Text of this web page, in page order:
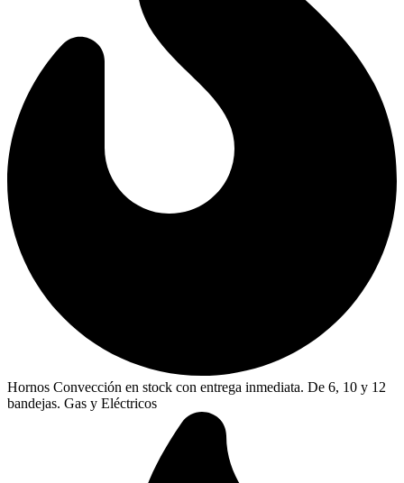
Hornos Convección en stock con entrega inmediata. De 6, 10 y 12
bandejas. Gas y Eléctricos